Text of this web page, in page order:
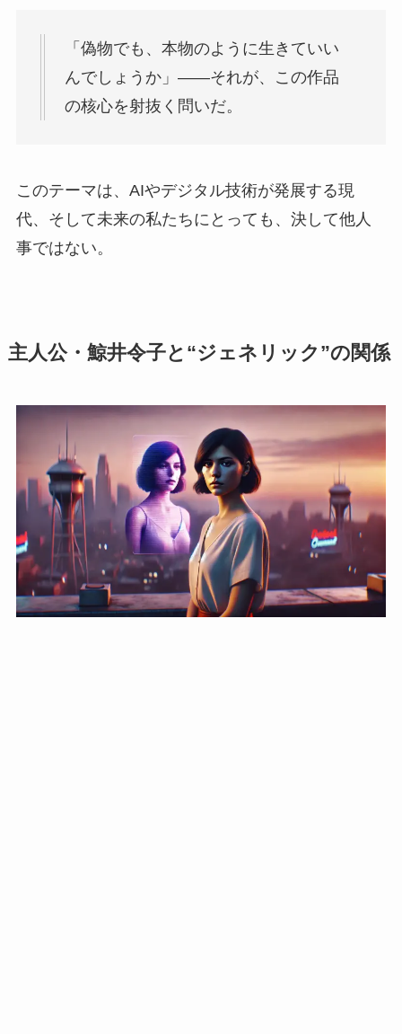
「偽物でも、本物のように生きていい
んでしょうか」——それが、この作品
の核心を射抜く問いだ。
このテーマは、AIやデジタル技術が発展する現
代、そして未来の私たちにとっても、決して他人
事ではない。
主人公・鯨井令子と“ジェネリック”の関係